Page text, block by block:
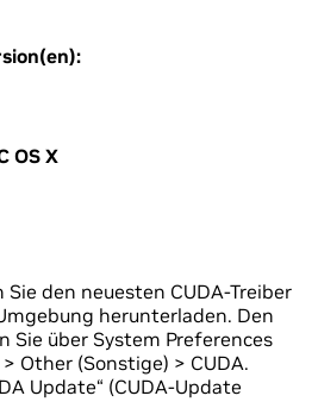
OS X
den neuesten CUDA-Treiber
herunterladen. Den
Sie über System Preferences
Other (Sonstige) > CUDA.
Update“ (CUDA-Update